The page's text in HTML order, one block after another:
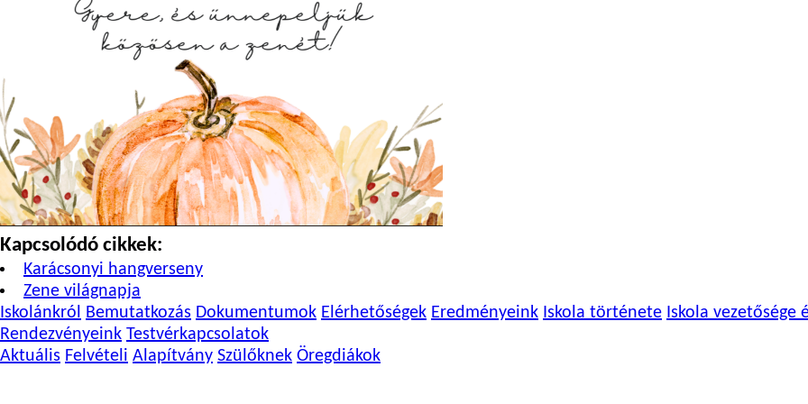
Kapcsolódó cikkek:
Karácsonyi hangverseny
Zene világnapja
Iskolánkról Bemutatkozás Dokumentumok Elérhetőségek Eredményeink Iskola története Iskola vezetősége
Rendezvényeink Testvérkapcsolatok
Aktuális Felvételi Alapítvány Szülőknek Öregdiákok